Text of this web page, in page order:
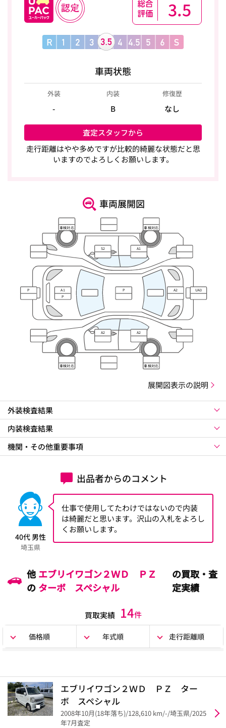
3.5
車両状態
外装
-
内装
B
修復歴
なし
査定スタッフから
走行距離はやや多めですが比較的綺麗な状態だと思
いますのでよろしくお願いします。
車両展開図
車検対応 車検対応
S2 A1
P A1
P
P A2 UA3
A2 A2
車検対応 車検対応
展開図表示の説明
外装検査結果
内装検査結果
機関・その他重要事項
出品者からのコメント
40代 男性
埼玉県
仕事で使用してたわけではないので内装
は綺麗だと思います。沢山の入札をよろし
くお願いします。
他
の
エブリイワゴン２ＷＤ ＰＺ
ターボ スペシャル
の買取・査
定実績
買取実績 14件
価格順 年式順 走行距離順
エブリイワゴン２ＷＤ ＰＺ ター
ボ スペシャル
2008年10月(18年落ち)/128,610 km/-/埼玉県/2025
年7月査定